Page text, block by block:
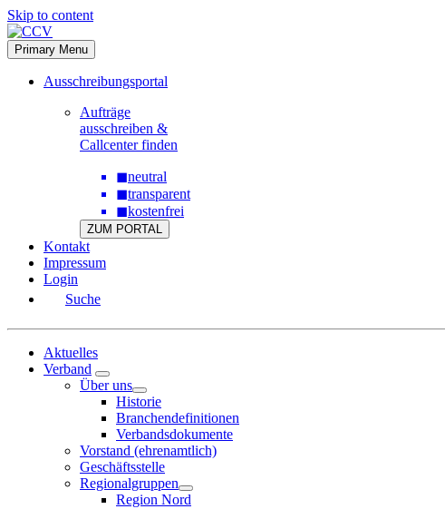
Skip to content
Primary Menu
Ausschreibungsportal
Aufträge
ausschreiben &
Callcenter finden
◼neutral
◼transparent
◼kostenfrei
ZUM PORTAL
Kontakt
Impressum
Login
Suche
Aktuelles
Verband
Über uns
Historie
Branchendefinitionen
Verbandsdokumente
Vorstand (ehrenamtlich)
Geschäftsstelle
Regionalgruppen
Region Nord